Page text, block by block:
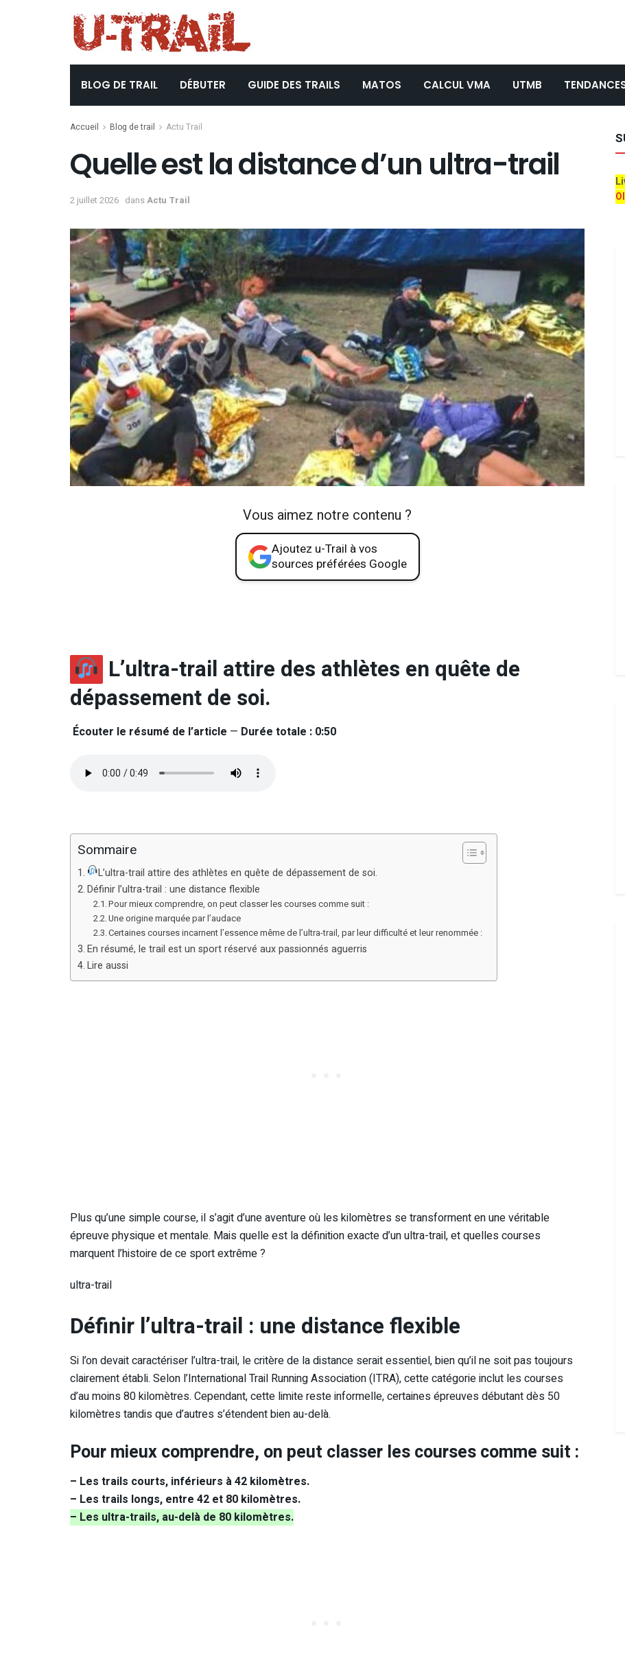
BLOG DE TRAIL DÉBUTER GUIDE DES TRAILS MATOS CALCUL VMA UTMB
Accueil Blog de trail Actu Trail
Quelle est la distance d’un ultra-trail
2 juillet 2026 dansActu Trail
Vous aimez notre contenu ?
Ajoutez u-Trail à vos
sources préférées Google
L’ultra-trail attire des athlètes en quête de
dépassement de soi.
Écouter le résumé de l’article — Durée totale : 0:50
Sommaire
L’ultra-trail attire des athlètes en quête de dépassement de soi.
Définir l’ultra-trail : une distance flexible
Pour mieux comprendre, on peut classer les courses comme suit :
Une origine marquée par l’audace
Certaines courses incarnent l’essence même de l’ultra-trail, par leur difficulté et leur renommée :
En résumé, le trail est un sport réservé aux passionnés aguerris
Lire aussi
Plus qu’une simple course, il s’agit d’une aventure où les kilomètres se transforment en une véritable
épreuve physique et mentale. Mais quelle est la définition exacte d’un ultra-trail, et quelles courses
marquent l’histoire de ce sport extrême ?
ultra-trail
Définir l’ultra-trail : une distance flexible
Si l’on devait caractériser l’ultra-trail, le critère de la distance serait essentiel, bien qu’il ne soit pas toujours
clairement établi. Selon l’International Trail Running Association (ITRA), cette catégorie inclut les courses
d’au moins 80 kilomètres. Cependant, cette limite reste informelle, certaines épreuves débutant dès 50
kilomètres tandis que d’autres s’étendent bien au-delà.
Pour mieux comprendre, on peut classer les courses comme suit :
– Les trails courts, inférieurs à 42 kilomètres.
– Les trails longs, entre 42 et 80 kilomètres.
– Les ultra-trails, au-delà de 80 kilomètres.